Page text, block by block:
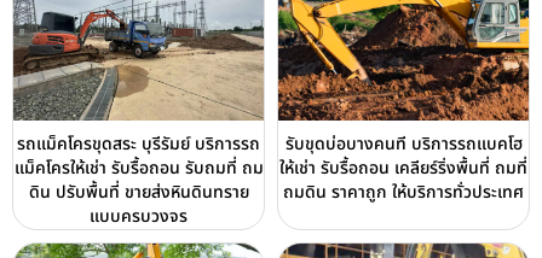
รถแม็คโครขุดสระ บุรีรัมย์ บริการรถ
แม็คโครให้เช่า รับรื้อถอน รับถมที่ ถม
ดิน ปรับพื้นที่ ขายส่งหินดินทราย
แบบครบวงจร
รับขุดบ่อบางคนที บริการรถแบคโฮ
ให้เช่า รับรื้อถอน เคลียร์ริ่งพื้นที่ ถมที่
ถมดิน ราคาถูก ให้บริการทั่วประเทศ